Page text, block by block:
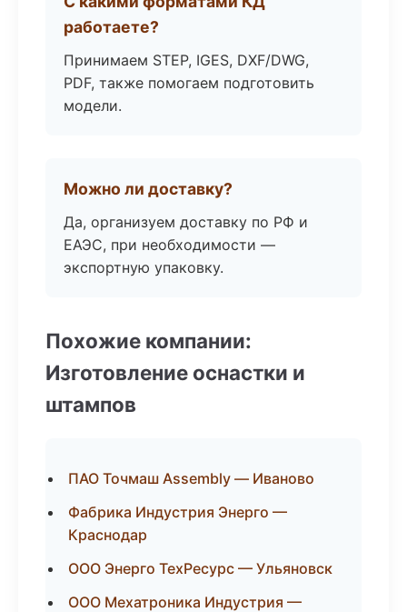
работаете?
Принимаем STEP, IGES, DXF/DWG,
PDF, также помогаем подготовить
модели.
Можно ли доставку?
Да, организуем доставку по РФ и
ЕАЭС, при необходимости —
экспортную упаковку.
Похожие компании:
Изготовление оснастки и
штампов
ПАО Точмаш Assembly — Иваново
Фабрика Индустрия Энерго —
Краснодар
ООО Энерго ТехРесурс — Ульяновск
ООО Мехатроника Индустрия —